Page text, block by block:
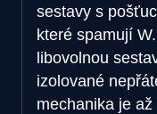
sestavy s
které spamují
libovolnou
izolované
mechanika je